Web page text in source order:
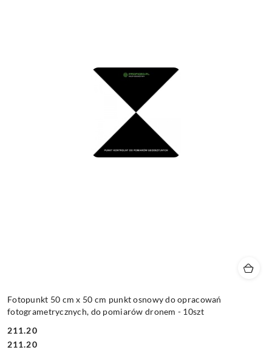
Fotopunkt 50 cm x 50 cm punkt osnowy do opracowań
fotogrametrycznych, do pomiarów dronem - 10szt
Cena:
211.20
Cena:
211.20